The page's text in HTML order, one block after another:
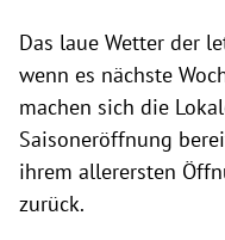
Das laue Wetter der
wenn es nächste
machen sich die
Saisoneröffnung
ihrem allerersten
zurück.